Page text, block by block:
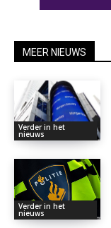
MEER NIEUWS
Verder in het
nieuws
Verder in het
nieuws